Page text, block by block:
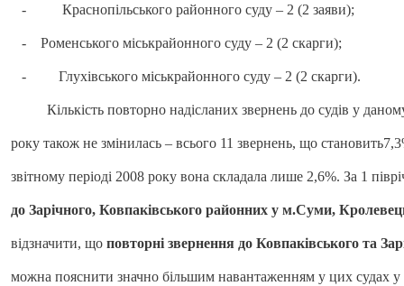
- Краснопільського районного суду – 2 (2 заяви);
- Роменського міськрайонного суду – 2 (2 скарги);
- Глухівського міськрайонного суду – 2 (2 скарги).
Кількість повторно надісланих звернень до судів у даному
року також не змінилась – всього 11 звернень, що
звітному періоді 2008 року вона складала лише 2,6%. За 1
до Зарічного, Ковпаківського районних у м.Суми,
відзначити, що повторні звернення до Ковпаківського та
можна пояснити значно більшим навантаженням у цих судах